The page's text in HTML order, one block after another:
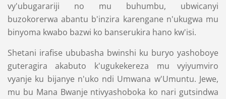
vy'ubugarariji no mu buhumbu, ubwicanyi
buzokorerwa abantu b'inzira karengane n'ukugwa mu
binyoma kwabo bazwi ko banserukira hano kw'isi.
Shetani irafise ububasha bwinshi ku buryo yashoboye
guteragira akabuto k'ugukekereza mu vyiyumviro
vyanje ku bijanye n'uko ndi Umwana w'Umuntu. Jewe,
mu bu Mana Bwanje ntivyashoboka ko nari gutsindwa